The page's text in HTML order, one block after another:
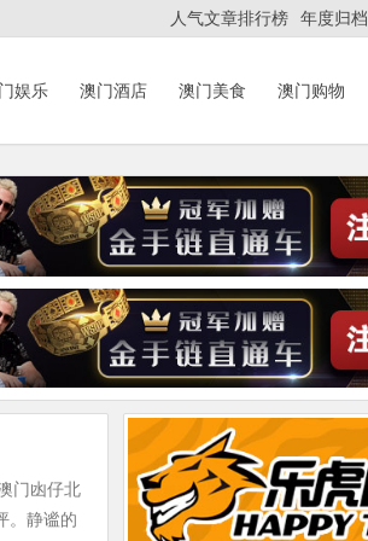
人气文章排行榜 年度归档
娱乐 澳门酒店 澳门美食 澳门购物
门凼仔北
。静谧的